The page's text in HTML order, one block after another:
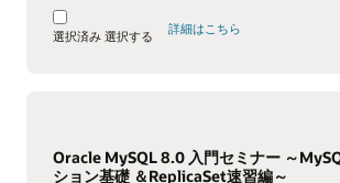
選択済み 選択する 詳細はこちら
Oracle MySQL 8.0 入門セミナー ～
ション基礎 ＆ReplicaSet速習編～